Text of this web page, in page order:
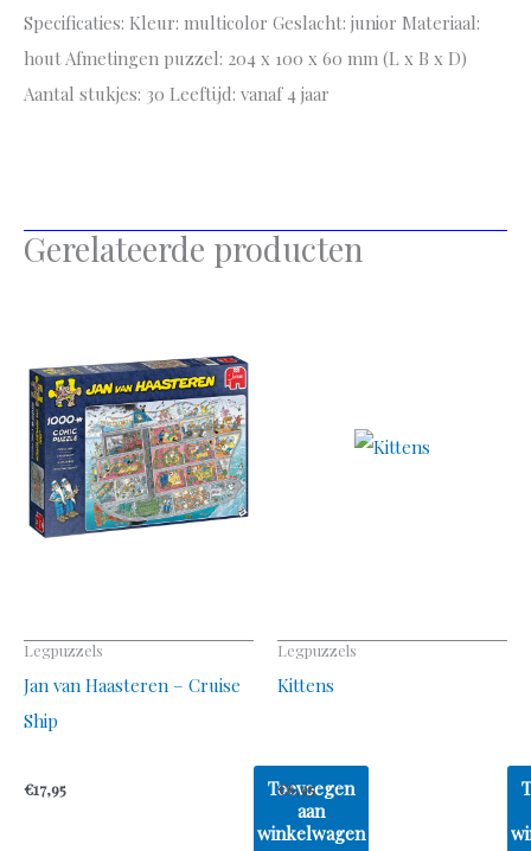
Specificaties: Kleur: multicolor Geslacht: junior Materiaal:
hout Afmetingen puzzel: 204 x 100 x 60 mm (L x B x D)
Aantal stukjes: 30 Leeftijd: vanaf 4 jaar
Gerelateerde producten
Legpuzzels
Jan van Haasteren – Cruise
Ship
€17,95
Toevoegen
aan
winkelwagen
Legpuzzels
Kittens
€6,95